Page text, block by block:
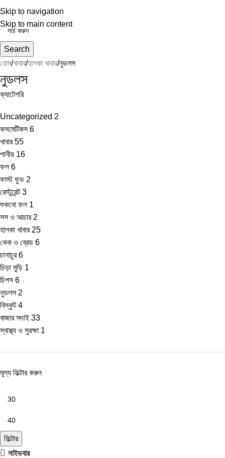
Skip to navigation
Skip to main content
Search
হোম খাবার হালকা খাবার নুডলস
নুডলস
ক্যাটেগরি
Uncategorized 2
কসমেটিকস 6
খাবার 55
পানীয় 16
ফল 6
ফাস্ট ফুড 2
রেস্টুরেন্ট 3
শুকনো ফল 1
সস ও আচার 2
হালকা খাবার 25
কেক ও ব্রেড 6
চানাচুর 6
চিড়া মুড়ি 1
চিপস 6
নুডলস 2
বিস্কুট 4
বাজার সদাই 33
স্বাস্থ্য ও সুরক্ষা 1
মূল্য ফিল্টার করুন
ফিল্টার
সাইডবার